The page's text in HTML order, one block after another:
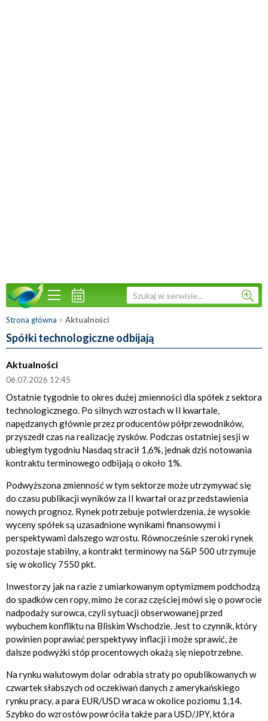
Strona główna » Aktualności
Spółki technologiczne odbijają
Aktualności
06.07.2026 12:45
Ostatnie tygodnie to okres dużej zmienności dla spółek z sektora
technologicznego. Po silnych wzrostach w II kwartale,
napędzanych głównie przez producentów półprzewodników,
przyszedł czas na realizację zysków. Podczas ostatniej sesji w
ubiegłym tygodniu Nasdaq stracił 1,6%, jednak dziś notowania
kontraktu terminowego odbijają o około 1%.
Podwyższona zmienność w tym sektorze może utrzymywać się
do czasu publikacji wyników za II kwartał oraz przedstawienia
nowych prognoz. Rynek potrzebuje potwierdzenia, że wysokie
wyceny spółek są uzasadnione wynikami finansowymi i
perspektywami dalszego wzrostu. Równocześnie szeroki rynek
pozostaje stabilny, a kontrakt terminowy na S&P 500 utrzymuje
się w okolicy 7550 pkt.
Inwestorzy jak na razie z umiarkowanym optymizmem podchodzą
do spadków cen ropy, mimo że coraz częściej mówi się o powrocie
nadpodaży surowca, czyli sytuacji obserwowanej przed
wybuchem konfliktu na Bliskim Wschodzie. Jest to czynnik, który
powinien poprawiać perspektywy inflacji i może sprawić, że
dalsze podwyżki stóp procentowych okażą się niepotrzebne.
Na rynku walutowym dolar odrabia straty po opublikowanych w
czwartek słabszych od oczekiwań danych z amerykańskiego
rynku pracy, a para EUR/USD wraca w okolice poziomu 1,14.
Szybko do wzrostów powróciła także para USD/JPY, która